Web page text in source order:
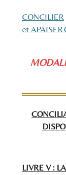
CONCILIER
et APAISER
LIVRE V :